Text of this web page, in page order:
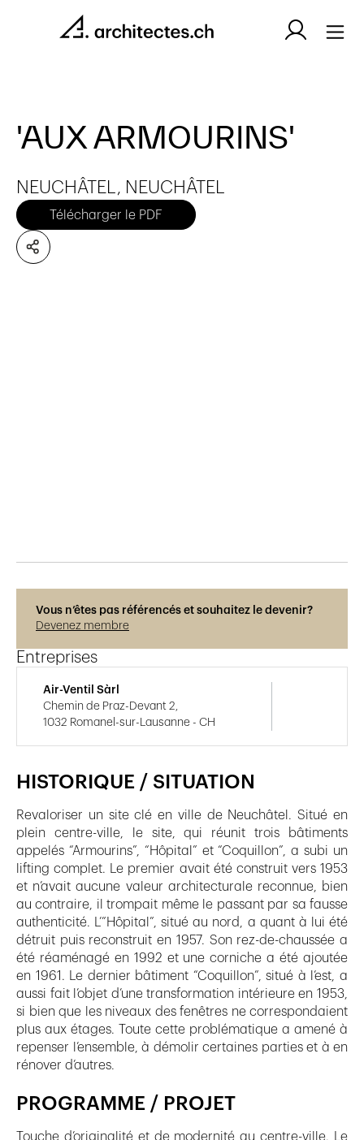
'AUX ARMOURINS'
NEUCHÂTEL, NEUCHÂTEL
Télécharger le PDF
HISTORIQUE / SITUATION
Revaloriser un site clé en ville de Neuchâtel. Situé en
plein centre-ville, le site, qui réunit trois bâtiments
appelés “Armourins”, “Hôpital” et “Coquillon”, a subi un
lifting complet. Le premier avait été construit vers 1953
et n’avait aucune valeur architecturale reconnue, bien
au contraire, il trompait même le passant par sa fausse
authenticité. L’”Hôpital”, situé au nord, a quant à lui été
détruit puis reconstruit en 1957. Son rez-de-chaussée a
été réaménagé en 1992 et une corniche a été ajoutée
en 1961. Le dernier bâtiment “Coquillon”, situé à l’est, a
aussi fait l’objet d’une transformation intérieure en 1953,
si bien que les niveaux des fenêtres ne correspondaient
plus aux étages. Toute cette problématique a amené à
repenser l’ensemble, à démolir certaines parties et à en
rénover d’autres.
PROGRAMME / PROJET
Touche d’originalité et de modernité au centre-ville. Le
Vous n’êtes pas référencés et souhaitez le devenir?
Devenez membre
Entreprises
Air-Ventil Sàrl
Chemin de Praz-Devant 2,
1032 Romanel-sur-Lausanne - CH